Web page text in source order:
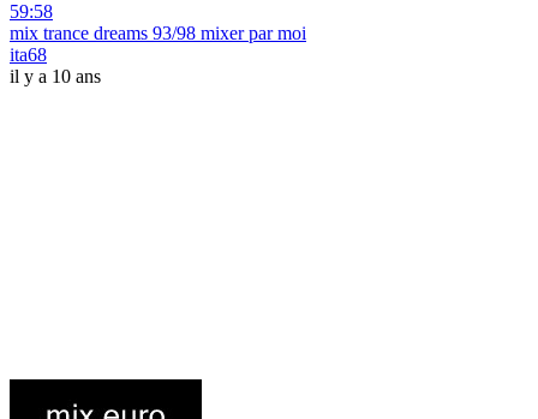
59:58
mix trance dreams 93/98 mixer par moi
ita68
il y a 10 ans